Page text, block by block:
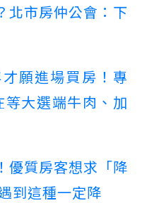
北市房仲公會：下
願進場買房！專
大選端牛肉、加
優質房客想求「降
到這種一定降